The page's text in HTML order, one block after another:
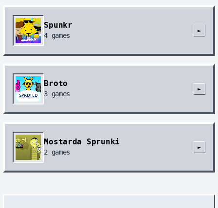
Spunkr
4 games
►
Broto
3 games
►
Mostarda Sprunki
2 games
►